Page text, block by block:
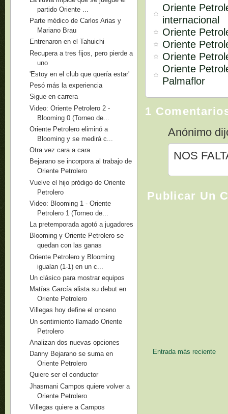
Oriente
internacional
Oriente
Oriente
Oriente
Oriente
Palmaflor
1
Anónimo
NOS
Publicar Un
Entrada más reciente
partido Oriente ...
Parte médico de Carlos Arias y
Mariano Brau
Entrenaron en el Tahuichi
Recupera a tres fijos, pero pierde a
uno
'Estoy en el club que quería estar'
Pesó más la experiencia
Sigue en carrera
Video: Oriente Petrolero 2 -
Blooming 0 (Torneo de...
Oriente Petrolero eliminó a
Blooming y se medirá c...
Otra vez cara a cara
Bejarano se incorpora al trabajo de
Oriente Petrolero
Vuelve el hijo pródigo de Oriente
Petrolero
Video: Blooming 1 - Oriente
Petrolero 1 (Torneo de...
La pretemporada agotó a jugadores
Blooming y Oriente Petrolero se
quedan con las ganas
Oriente Petrolero y Blooming
igualan (1-1) en un c...
Un clásico para mostrar equipos
Matías García alista su debut en
Oriente Petrolero
Villegas hoy define el onceno
Un sentimiento llamado Oriente
Petrolero
Analizan dos nuevas opciones
Danny Bejarano se suma en
Oriente Petrolero
Quiere ser el conductor
Jhasmani Campos quiere volver a
Oriente Petrolero
Villegas quiere a Campos